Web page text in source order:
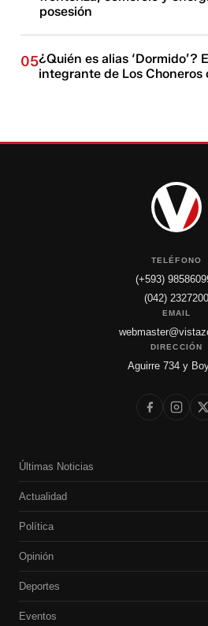
posesión
05¿Quién es alias ‘Dormido’?
integrante de Los
TELÉFONO
(+593)
(042) 2327200
EMAIL
DIRECCIÓN
Aguirre 734 y
Últimas Noticias
Actualidad
Política
Opinión
Deportes
Eventos